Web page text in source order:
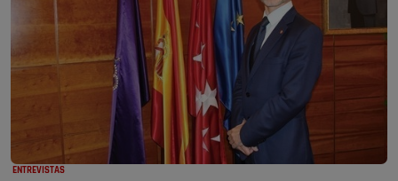
ENTREVISTAS